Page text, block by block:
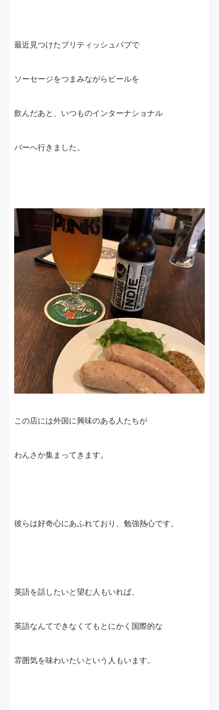
最近見つけたブリティッシュパブで
ソーセージをつまみながらビールを
飲んだあと、いつものインターナショナル
バーへ行きました。
この店には外国に興味のある人たちが
わんさか集まってきます。
彼らは好奇心にあふれており、勉強熱心です。
英語を話したいと望む人もいれば、
英語なんてできなくてもとにかく国際的な
雰囲気を味わいたいという人もいます。